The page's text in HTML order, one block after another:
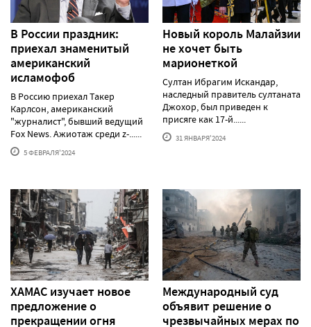
В России праздник:
приехал знаменитый
американский
исламофоб
В Россию приехал Такер
Карлсон, американский
"журналист", бывший ведущий
Fox News. Ажиотаж среди z-......
5 ФЕВРАЛЯ'2024
Новый король Малайзии
не хочет быть
марионеткой
Султан Ибрагим Искандар,
наследный правитель султаната
Джохор, был приведен к
присяге как 17-й......
31 ЯНВАРЯ'2024
ХАМАС изучает новое
предложение о
прекращении огня
Международный суд
объявит решение о
чрезвычайных мерах по